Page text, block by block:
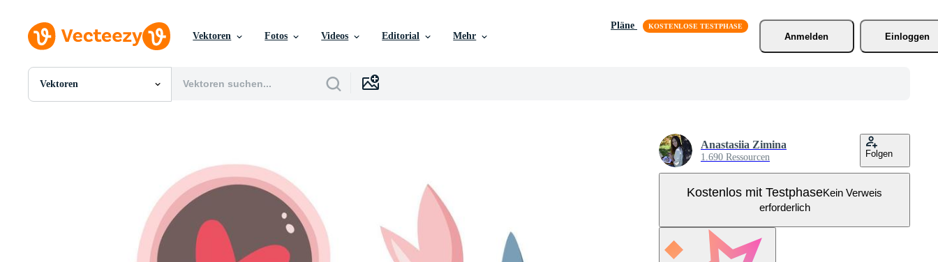
Vektoren Fotos Videos Editorial Mehr
Pläne
Anmelden
Einloggen
Vektoren
Alle Bilder
Redaktionelle Bilder
Redaktionelle Ereignisse
Anastasiia Zimina
1.690 Ressourcen Folgen
Kostenlos mit TestphaseKein Verweis
erforderlich